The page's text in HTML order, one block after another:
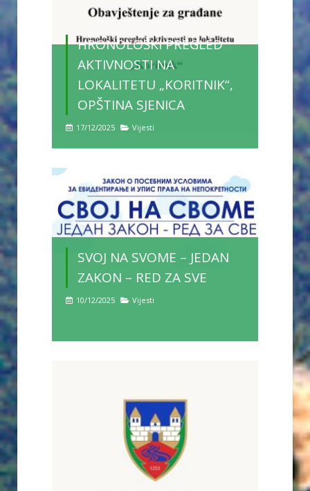
HRONOLOŠKI PREGLED
AKTIVNOSTI NA
LOKALITETU „KORITNIK“,
OPŠTINA SJENICA
17/12/2025 Vijesti
SVOJ NA SVOME – JEDAN
ZAKON – RED ZA SVE
10/12/2025 Vijesti